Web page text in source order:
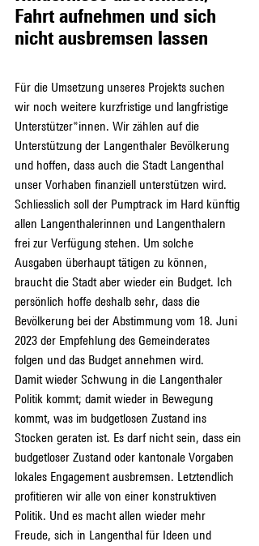
Fahrt aufnehmen und sich
nicht ausbremsen lassen
Für die Umsetzung unseres Projekts suchen
wir noch weitere kurzfristige und langfristige
Unterstützer*innen. Wir zählen auf die
Unterstützung der Langenthaler Bevölkerung
und hoffen, dass auch die Stadt Langenthal
unser Vorhaben finanziell unterstützen wird.
Schliesslich soll der Pumptrack im Hard künftig
allen Langenthalerinnen und Langenthalern
frei zur Verfügung stehen. Um solche
Ausgaben überhaupt tätigen zu können,
braucht die Stadt aber wieder ein Budget. Ich
persönlich hoffe deshalb sehr, dass die
Bevölkerung bei der Abstimmung vom 18. Juni
2023 der Empfehlung des Gemeinderates
folgen und das Budget annehmen wird.
Damit wieder Schwung in die Langenthaler
Politik kommt; damit wieder in Bewegung
kommt, was im budgetlosen Zustand ins
Stocken geraten ist. Es darf nicht sein, dass ein
budgetloser Zustand oder kantonale Vorgaben
lokales Engagement ausbremsen. Letztendlich
profitieren wir alle von einer konstruktiven
Politik. Und es macht allen wieder mehr
Freude, sich in Langenthal für Ideen und